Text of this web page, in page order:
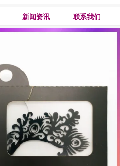
新闻资讯 联系我们